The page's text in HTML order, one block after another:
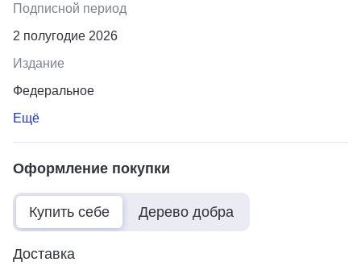
Подписной период
2 полугодие 2026
Издание
Федеральное
Ещё
Оформление покупки
Купить себе Дерево добра
Доставка